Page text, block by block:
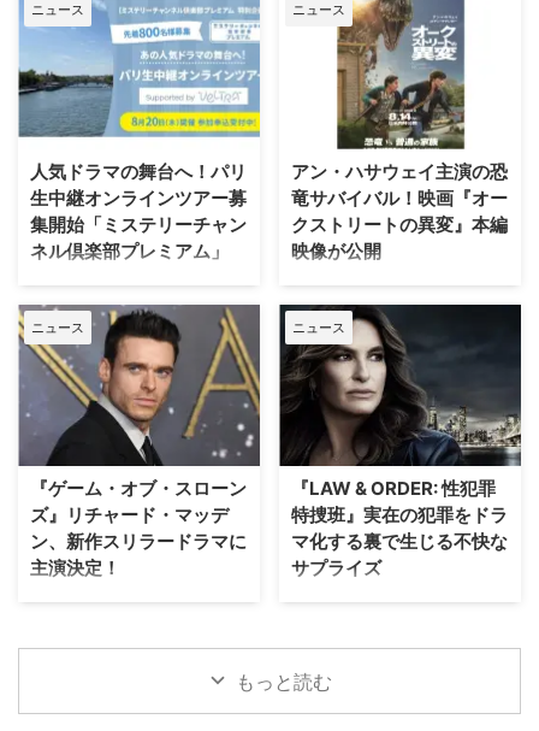
ードラマの金字塔『ギルモア・ガ
ールズ』を振り返る初の公式ドキ
ュメンタリー映画を制作中である
ことが明らかになった。2000年
から2007年にかけて放送され、
いまなお絶大な人気を誇る本作。
する今作は、HBO Maxにて配信
される予定だ。監督を務めるの
は、ドキュメンタリー映画『ある
アスリートの告発』で高い評価を
ンに愛され続けてきた作品の魅力
を、新たな角度から解き明かして
いく。 未公開アウトテイ …
ン教授シリーズ最新作「シークレ
ット・オブ・シークレッツ」のド
ラマ化をNetflixが進めていること
は、当サイトで以前お伝えした通
り。その追加キャストが明らかに
なった。米Deadlineが伝えてい
る。 『24』『ハウス・オブ・カ
ード』出演者が参加 2000年の
「天使と悪魔」を皮切りに、
「ダ・ヴィンチ・コード」「ロス
ト・シンボル」「インフェルノ」
作が出版され …
ニュース
人気ドラマの舞台へ！パリ
生中継オンラインツアー募
集開始「ミステリーチャン
ネル倶楽部プレミアム」
日本唯一のミステリードラマ専門
チャンネル「ミステリーチャンネ
ル」は、現地体験型アクティビテ
ィ専門予約サイト「ベルトラ」特
別協力のもと、8月20日（木）19
時よりパリ生中継オンラインツア
ーを開催する。「ミステリーチャ
ンネル倶楽部プレミアム」会員の
アムなオンライン体験の申込受付
が開始となった。 パリが舞台の
ドラマで主人公たちが歩いた景色
を、リアルタイムで堪能 8月5日
ニュース
アン・ハサウェイ主演の恐
竜サバイバル！映画『オー
クストリートの異変』本編
映像が公開
J.J.エイブラムスが製作プロデュ
ーサーを務め、アン・ハサウェ
イ、ユアン・マクレガーが共演す
る映画『オークストリートの異
変』の公開に先立ち、迫力満点な
新ビジュアルと、本編映像が公開
された。 アン・ハサウェイとユ
アン・マクレガーが恐竜から逃げ
ザー映像の公開時から、その正体
がほとんど明かされないミステリ
アスな世界観で映画ファンの注目
を集めていた本作。続く本予告で
…
ニュース
『ゲーム・オブ・スローン
ズ』リチャード・マッデ
ン、新作スリラードラマに
主演決定！
大ヒットドラマ『ゲーム・オブ・
でブレイクしたリチャード・マッ
デンが、新作スリラードラマ
ことが分かった。米Varietyが伝
ニュース
『LAW & ORDER: 性犯罪
特捜班』実在の犯罪をドラ
マ化する裏で生じる不快な
サプライズ
ロングランヒットを誇る犯罪捜査
ズ。本作の最大の魅力の一つは、
実際に起きた事件に着想を得たリ
アリティあふれるストーリー展開
にある。しかし、その裏側では、
もっと読む